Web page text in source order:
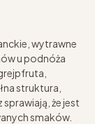
wytrawne
u podnóża
struktura,
że jest
smaków.